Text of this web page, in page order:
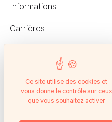
Informations
Maison Kayser France
Carrières
Service client
Professionnels
Entreprises
Suivez nous
Ce site utilise des cookies et
vous donne le contrôle sur ceux
que vous souhaitez activer